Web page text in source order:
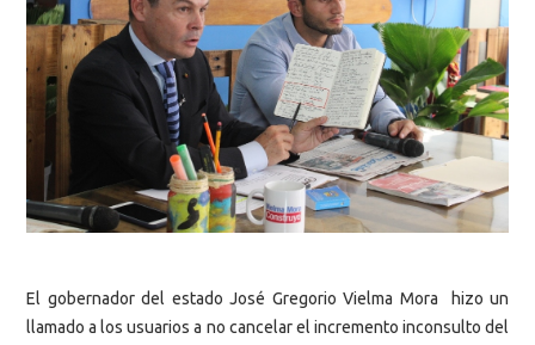
El gobernador del estado José Gregorio Vielma Mora hizo un
llamado a los usuarios a no cancelar el incremento inconsulto del